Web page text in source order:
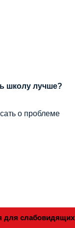
школу лучше?
о проблеме
для слабовидящих